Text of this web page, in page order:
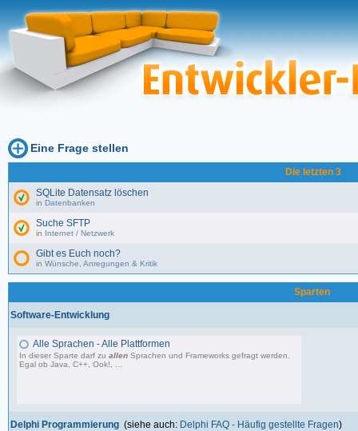
Eine Frage stellen
Die letzten 3
SQLite Datensatz löschen
in Datenbanken
Suche SFTP
in Internet / Netzwerk
Gibt es Euch noch?
in Wünsche, Anregungen & Kritik
Sparten
Software-Entwicklung
Alle Sprachen - Alle Plattformen
In dieser Sparte darf zuallen Sprachen und Frameworks gefragt werden.
Egal ob Java, C++, Ook!, ...
Delphi Programmierung (siehe auch: Delphi FAQ - Häufig gestellte Fragen)